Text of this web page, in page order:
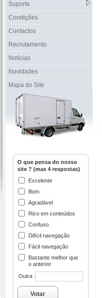
Suporte
Condições
Contactos
Recrutamento
Notícias
Novidades
Mapa do Site
O que pensa do nosso
site ? (max 4 respostas)
Excelente
Bom
Agradável
Rico em conteúdos
Confuso
Difícil navegação
Fácil navegação
Bastante melhor que
o anterior
Outra :
Votar